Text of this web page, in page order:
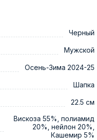
Черный
Мужской
Осень-Зима 2024-25
Шапка
22.5 см
Вискоза 55%, полиамид
20%, нейлон 20%,
Кашемир 5%